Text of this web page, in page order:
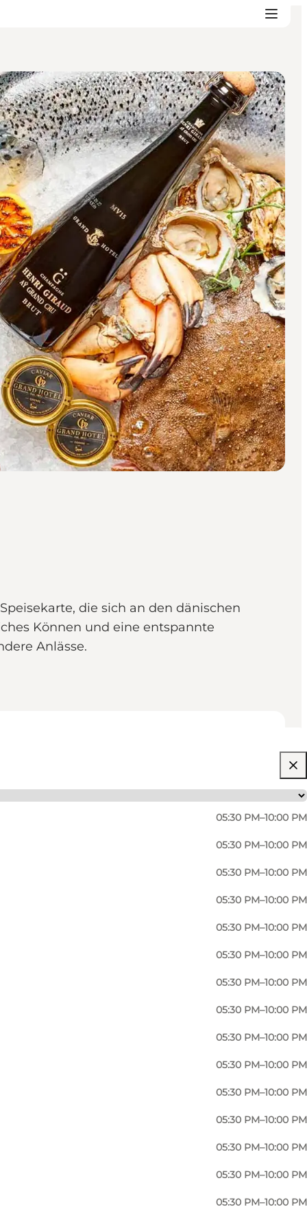
die sich an den dänischen
Können und eine entspannte
Anlässe.
05:30 PM–10:00 PM
05:30 PM–10:00 PM
05:30 PM–10:00 PM
05:30 PM–10:00 PM
05:30 PM–10:00 PM
05:30 PM–10:00 PM
05:30 PM–10:00 PM
05:30 PM–10:00 PM
05:30 PM–10:00 PM
05:30 PM–10:00 PM
05:30 PM–10:00 PM
05:30 PM–10:00 PM
05:30 PM–10:00 PM
05:30 PM–10:00 PM
05:30 PM–10:00 PM